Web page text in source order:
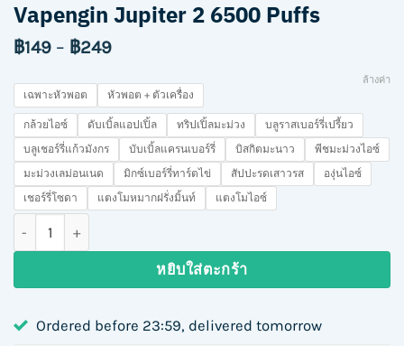
Vapengin Jupiter 2 6500 Puffs
฿149 – ฿249
เฉพาะหัวพอต หัวพอต + ตัวเครื่อง
กล้วยไอซ์ ดับเบิ้ลแอปเปิ้ล ทริปเปิ้ลมะม่วง
บลูราสเบอร์รี่เปรี้ยว
บลูเชอร์รี่แก้วมังกร
บับเบิ้ลแครนเบอร์รี่ บิสกิตมะนาว
พีชมะม่วงไอซ์
มะม่วงเลม่อนเนด
มิกซ์เบอร์รี่ทาร์ตไข่ สัปปะรดเสาวรส
องุ่นไอซ์
เชอร์รี่โซดา
แตงโมหมากฝรั่งมิ้นท์ แตงโมไอซ์
ล้างค่า
หยิบใส่ตะกร้า
Ordered before 23:59, delivered tomorrow